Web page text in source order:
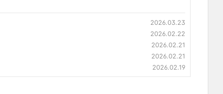
2026.03.23
2026.02.22
2026.02.21
2026.02.21
2026.02.19